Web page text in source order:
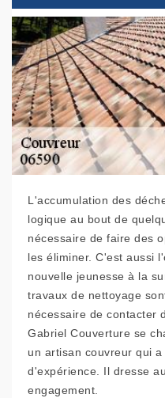
L'accumulation des
logique au bout de
nécessaire de faire des
les éliminer. C'est aussi
nouvelle jeunesse à la
travaux de nettoyage
nécessaire de contacter
Gabriel Couverture se
un artisan couvreur qui
d'expérience. Il dresse
engagement.